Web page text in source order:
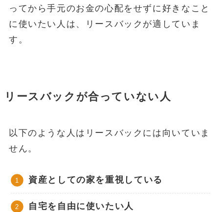
ってから手元のお金の心配をせずに好きなこと
に使いたい人は、リースバックが適していま
す。
リースバックが合っていない人
以下のような人はリースバックには向いていま
せん。
資産としての家を重視している
自宅を自由に使いたい人